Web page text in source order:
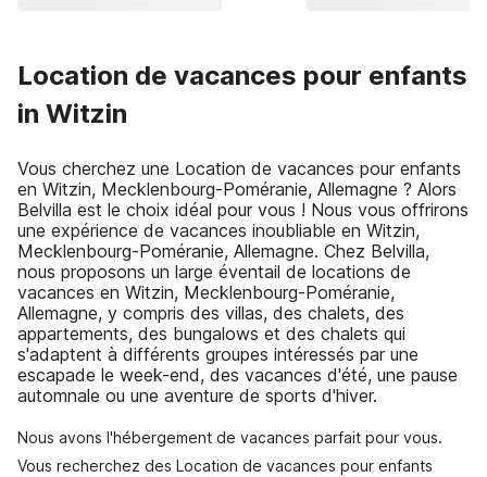
Location de vacances pour enfants
in Witzin
Vous cherchez une Location de vacances pour enfants
en Witzin, Mecklenbourg-Poméranie, Allemagne ? Alors
Belvilla est le choix idéal pour vous ! Nous vous offrirons
une expérience de vacances inoubliable en Witzin,
Mecklenbourg-Poméranie, Allemagne. Chez Belvilla,
nous proposons un large éventail de locations de
vacances en Witzin, Mecklenbourg-Poméranie,
Allemagne, y compris des villas, des chalets, des
appartements, des bungalows et des chalets qui
s'adaptent à différents groupes intéressés par une
escapade le week-end, des vacances d'été, une pause
automnale ou une aventure de sports d'hiver.
Nous avons l'hébergement de vacances parfait pour vous.
Vous recherchez des Location de vacances pour enfants